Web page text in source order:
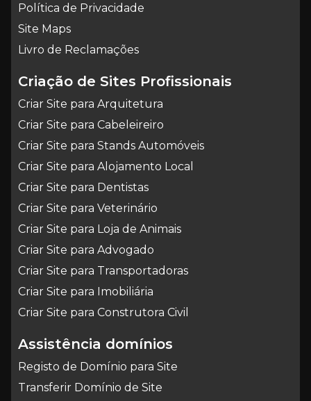
Política de Privacidade
Site Maps
Livro de Reclamações
Criação de Sites Profissionais
Criar Site para Arquitetura
Criar Site para Cabeleireiro
Criar Site para Stands Automóveis
Criar Site para Alojamento Local
Criar Site para Dentistas
Criar Site para Veterinário
Criar Site para Loja de Animais
Criar Site para Advogado
Criar Site para Transportadoras
Criar Site para Imobiliária
Criar Site para Construtora Civil
Assistência domínios
Registo de Domínio para Site
Transferir Domínio de Site